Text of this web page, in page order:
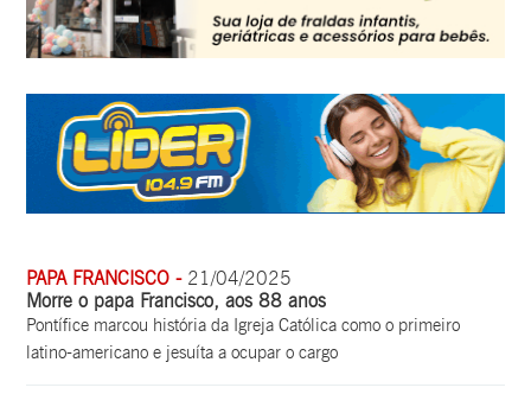
PAPA FRANCISCO -21/04/2025
Morre o papa Francisco, aos 88 anos
Pontífice marcou história da Igreja Católica como o primeiro
latino-americano e jesuíta a ocupar o cargo